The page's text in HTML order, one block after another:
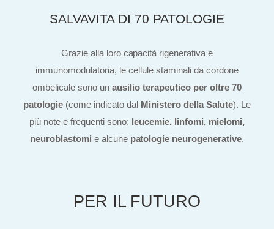
SALVAVITA DI 70 PATOLOGIE
Grazie alla loro capacità rigenerativa e
immunomodulatoria, le cellule staminali da cordone
ombelicale sono unausilio terapeutico per oltre 70
patologie (come indicato dal Ministero della Salute). Le
più note e frequenti sono: leucemie, linfomi, mielomi,
neuroblastomi e alcune patologie neurogenerative.
PER IL FUTURO